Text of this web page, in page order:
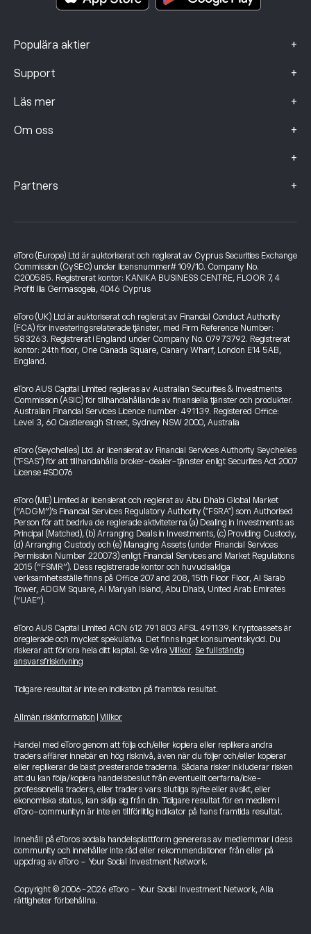
Populära aktier +
Support +
Läs mer +
Om oss +
+
Partners +
eToro (Europe) Ltd är auktoriserat och reglerat av Cyprus Securities Exchange
Commission (CySEC) under licensnummer# 109/10. Company No.
C200585. Registrerat kontor: KANIKA BUSINESS CENTRE, FLOOR 7, 4
Profiti Ilia Germasogeia, 4046 Cyprus
eToro (UK) Ltd är auktoriserat och reglerat av Financial Conduct Authority
(FCA) för investeringsrelaterade tjänster, med Firm Reference Number:
583263. Registrerat i England under Company No. 07973792. Registrerat
kontor: 24th floor, One Canada Square, Canary Wharf, London E14 5AB,
England.
eToro AUS Capital Limited regleras av Australian Securities & Investments
Commission (ASIC) för tillhandahållande av finansiella tjänster och produkter.
Australian Financial Services Licence number: 491139. Registered Office:
Level 3, 60 Castlereagh Street, Sydney NSW 2000, Australia
eToro (Seychelles) Ltd. är licensierat av Financial Services Authority Seychelles
("FSAS") för att tillhandahålla broker-dealer-tjänster enligt Securities Act 2007
License #SD076
eToro (ME) Limited är licensierat och reglerat av Abu Dhabi Global Market
(“ADGM”)’s Financial Services Regulatory Authority ("FSRA") som Authorised
Person för att bedriva de reglerade aktiviteterna (a) Dealing in Investments as
Principal (Matched), (b) Arranging Deals in Investments, (c) Providing Custody,
(d) Arranging Custody och (e) Managing Assets (under Financial Services
Permission Number 220073) enligt Financial Services and Market Regulations
2015 (“FSMR”). Dess registrerade kontor och huvudsakliga
verksamhetsställe finns på Office 207 and 208, 15th Floor Floor, Al Sarab
Tower, ADGM Square, Al Maryah Island, Abu Dhabi, United Arab Emirates
(“UAE”).
eToro AUS Capital Limited ACN 612 791 803 AFSL 491139. Kryptoassets är
oreglerade och mycket spekulativa. Det finns inget konsumentskydd. Du
riskerar att förlora hela ditt kapital. Se våra Villkor. Se fullständig
ansvarsfriskrivning
Tidigare resultat är inte en indikation på framtida resultat.
Allmän riskinformation Villkor
Handel med eToro genom att följa och/eller kopiera eller replikera andra
traders affärer innebär en hög risknivå, även när du följer och/eller kopierar
eller replikerar de bäst presterande traderna. Sådana risker inkluderar risken
att du kan följa/kopiera handelsbeslut från eventuellt oerfarna/icke-
professionella traders, eller traders vars slutliga syfte eller avsikt, eller
ekonomiska status, kan skilja sig från din. Tidigare resultat för en medlem i
eToro-communityn är inte en tillförlitlig indikator på hans framtida resultat.
Innehåll på eToros sociala handelsplattform genereras av medlemmar i dess
community och innehåller inte råd eller rekommendationer från eller på
uppdrag av eToro - Your Social Investment Network.
Copyright © 2006-2026 eToro - Your Social Investment Network, Alla
rättigheter förbehållna.